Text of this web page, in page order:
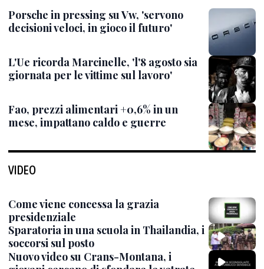
Porsche in pressing su Vw, 'servono
decisioni veloci, in gioco il futuro'
L'Ue ricorda Marcinelle, 'l'8 agosto sia
giornata per le vittime sul lavoro'
Fao, prezzi alimentari +0,6% in un
mese, impattano caldo e guerre
VIDEO
Come viene concessa la grazia
presidenziale
Sparatoria in una scuola in Thailandia, i
soccorsi sul posto
Nuovo video su Crans-Montana, i